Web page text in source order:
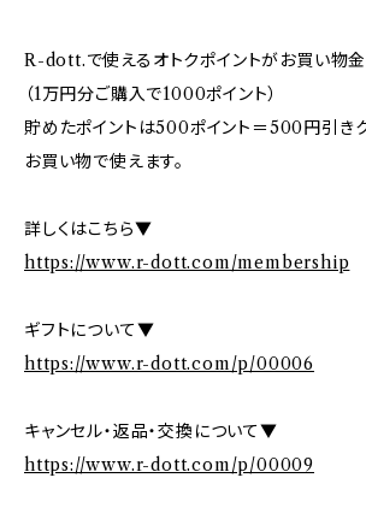
R-dott.で使えるオトクポイントがお買い物金
（1万円分ご購入で1000ポイント）
貯めたポイントは500ポイント＝500円引き
お買い物で使えます。
詳しくはこちら▼
https://www.r-dott.com/membership
ギフトについて▼
https://www.r-dott.com/p/00006
キャンセル・返品・交換について▼
https://www.r-dott.com/p/00009